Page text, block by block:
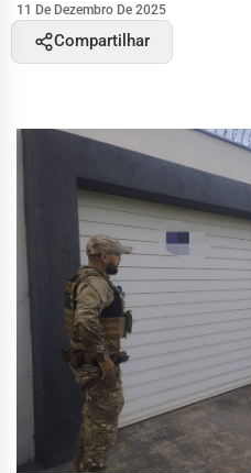
11 De Dezembro De 2025
Compartilhar